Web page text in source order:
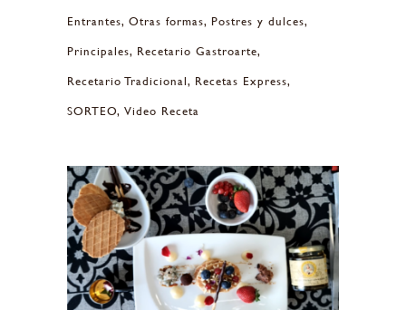
Entrantes Otras formas Postres y dulces
Principales Recetario Gastroarte
Recetario Tradicional Recetas Express
SORTEO Video Receta